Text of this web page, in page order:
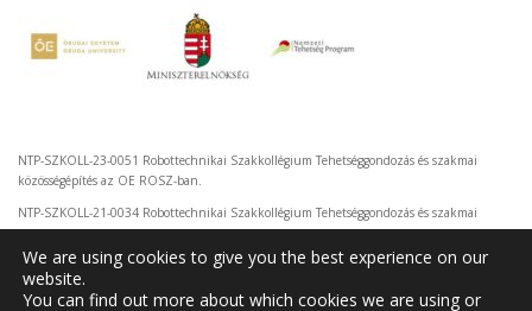
NTP-SZKOLL-23-0051 Robottechnikai Szakkollégium Tehetséggondozás és szakmai
közösségépítés az OE ROSZ-ban.
NTP-SZKOLL-21-0034 Robottechnikai Szakkollégium Tehetséggondozás és szakmai
közösségépítés az OE ROSZ-ban.
We are using cookies to give you the best experience on our
website.
You can find out more about which cookies we are using or